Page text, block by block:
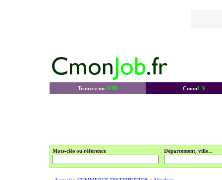
Trouvez un JOB CmonCV
Mots-clés ou référence Département, ville...